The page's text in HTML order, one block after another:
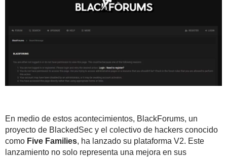
En medio de estos acontecimientos, BlackForums, un
proyecto de BlackedSec y el colectivo de hackers conocido
como Five Families, ha lanzado su plataforma V2. Este
lanzamiento no solo representa una mejora en sus